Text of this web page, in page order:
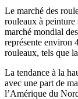
Le marché des
rouleaux à peinture
marché mondial
représente environ
rouleaux, tels que
La tendance à la
avec une part de
l’Amérique du